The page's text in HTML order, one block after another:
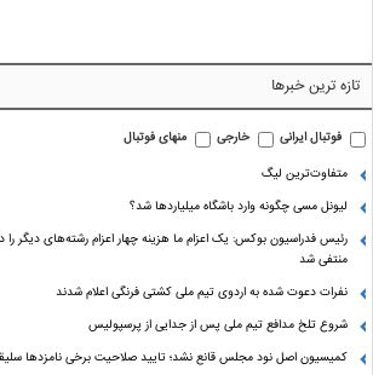
تازه ترین خبرها
فوتبال ایرانی خارجی
منهای فوتبال
متفاوت‌ترین لیگ
لیونل مسی چگونه وارد باشگاه میلیاردها شد؟
رئیس فدراسیون بوکس: یک اعزام ما هزینه چهار اعزام رشته‌های دیگر را
منتفی شد
نفرات دعوت شده به اردوی تیم ملی کشتی فرنگی اعلام شدند
شروع تلخ مدافع تیم ملی پس از جدایی از پرسپولیس
کمیسیون اصل نود مجلس قانع نشد؛ تایید صلاحیت برخی نامزدها